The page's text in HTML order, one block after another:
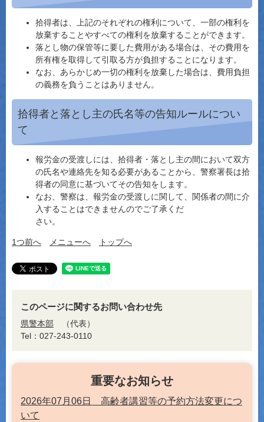
拾得者は、上記のそれぞれの権利について、一部の権利を
放棄することやすべての権利を放棄することができます。
落とし物の保管等に要した費用がある場合は、その費用を
所有権を取得して引取る方が負担することになります。
なお、あらかじめ一切の権利を放棄した場合は、費用負担
の義務を負うことはありません。
拾得者と落とし主の氏名等の告知ルールについ
て
報労金の受渡しには、拾得者・落とし主の間において双方
の氏名や連絡先を知る必要があることから、警察署長は拾
得者の同意に基づいてその告知をします。
なお、警察は、報労金の受渡しに関して、関係者の間に介
入することはできませんのでご了承くだ
さい。
1つ前へ メニューへ トップへ
このページに関するお問い合わせ先
県警本部
代表
Tel：027-243-0110
重要なお知らせ
2026年07月06日 高齢者講習等の予約方法変更につ
いて